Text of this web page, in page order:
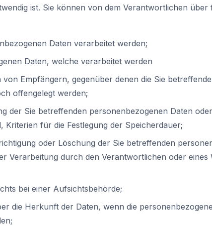
ist. Sie können von dem Verantwortlichen
Daten verarbeitet werden;
Daten, welche verarbeitet werden
von Empfängern, gegenüber denen die Sie
offengelegt werden;
der Sie betreffenden personenbezogenen Daten
Kriterien für die Festlegung der Speicherdauer;
oder Löschung der Sie betreffenden
Verarbeitung durch den Verantwortlichen oder eines
bei einer Aufsichtsbehörde;
die Herkunft der Daten, wenn die